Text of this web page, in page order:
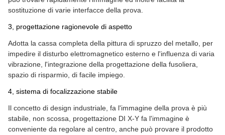
sostituzione di varie interfacce della prova.
3, progettazione ragionevole di aspetto
Adotta la cassa completa della pittura di spruzzo del metallo, per
impedire il disturbo elettromagnetico esterno e l'influenza di varia
vibrazione, l'integrazione della progettazione della fusoliera,
spazio di risparmio, di facile impiego.
4, sistema di focalizzazione stabile
Il concetto di design industriale, fa l'immagine della prova è più
stabile, non scossa, progettazione DI X-Y fa l'immagine è
conveniente da regolare al centro, anche può provare il prodotto